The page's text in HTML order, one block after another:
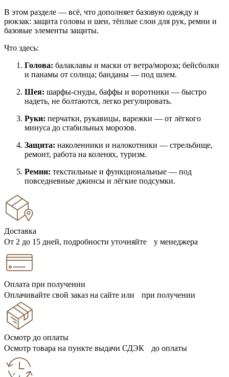
В этом разделе — всё, что дополняет базовую одежду и
рюкзак: защита головы и шеи, тёплые слои для рук, ремни и
базовые элементы защиты.
Что здесь:
Голова: балаклавы и маски от ветра/мороза; бейсболки
и панамы от солнца; банданы — под шлем.
Шея: шарфы-снуды, баффы и воротники — быстро
надеть, не болтаются, легко регулировать.
Руки: перчатки, рукавицы, варежки — от лёгкого
минуса до стабильных морозов.
Защита: наколенники и налокотники — стрельбище,
ремонт, работа на коленях, туризм.
Ремни: текстильные и функциональные — под
повседневные джинсы и лёгкие подсумки.
Доставка
От 2 до 15 дней, подробности уточняйте у менеджера
Оплата при получении
Оплачивайте свой заказ на сайте или при получении
Осмотр до оплаты
Осмотр товара на пункте выдачи СДЭК до оплаты